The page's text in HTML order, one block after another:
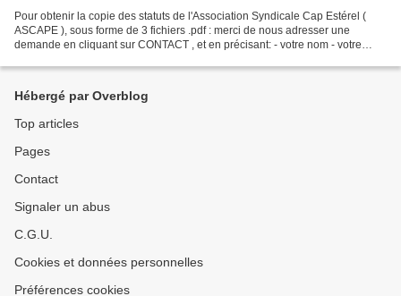
Pour obtenir la copie des statuts de l'Association Syndicale Cap Estérel (
ASCAPE ), sous forme de 3 fichiers .pdf : merci de nous adresser une
demande en cliquant sur CONTACT , et en précisant: - votre nom - votre
Hébergé par Overblog
Top articles
Pages
Contact
Signaler un abus
C.G.U.
Cookies et données personnelles
Préférences cookies